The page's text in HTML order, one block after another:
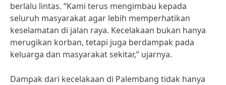
berlalu lintas. “Kami terus mengimbau kepada
seluruh masyarakat agar lebih memperhatikan
keselamatan di jalan raya. Kecelakaan bukan hanya
merugikan korban, tetapi juga berdampak pada
keluarga dan masyarakat sekitar,” ujarnya.
Dampak dari kecelakaan di Palembang tidak hanya